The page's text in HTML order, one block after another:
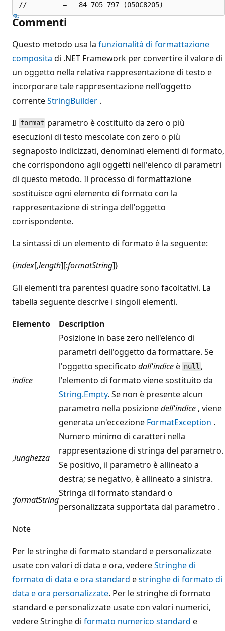
Commenti
Questo metodo usa la funzionalità di formattazione
composita di .NET Framework per convertire il valore di
un oggetto nella relativa rappresentazione di testo e
incorporare tale rappresentazione nell'oggetto
correnteStringBuilder .
Il format parametro è costituito da zero o più
esecuzioni di testo mescolate con zero o più
segnaposto indicizzati, denominati elementi di formato,
che corrispondono agli oggetti nell'elenco di parametri
di questo metodo. Il processo di formattazione
sostituisce ogni elemento di formato con la
rappresentazione di stringa dell'oggetto
corrispondente.
La sintassi di un elemento di formato è la seguente:
{index[,length][:formatString]}
Gli elementi tra parentesi quadre sono facoltativi. La
tabella seguente descrive i singoli elementi.
Elemento
Description
indice
Posizione in base zero nell'elenco di
parametri dell'oggetto da formattare. Se
l'oggetto specificato dall'indiceè null ,
l'elemento di formato viene sostituito da
String.Empty. Se non è presente alcun
parametro nella posizionedell'indice , viene
generata un'eccezione FormatException .
,lunghezza
Numero minimo di caratteri nella
rappresentazione di stringa del parametro.
Se positivo, il parametro è allineato a
destra; se negativo, è allineato a sinistra.
:formatString
Stringa di formato standard o
personalizzata supportata dal parametro .
Note
Per le stringhe di formato standard e personalizzate
usate con valori di data e ora, vedereStringhe di
formato di data e ora standard estringhe di formato di
data e ora personalizzate. Per le stringhe di formato
standard e personalizzate usate con valori numerici,
vedere Stringhe di formato numerico standard e